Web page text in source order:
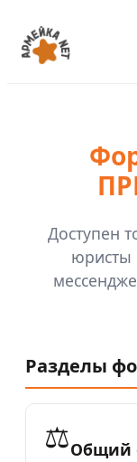
Доступен
юристы
Разделы
⚖️Общий